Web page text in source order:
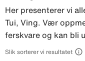
Her presenterer vi
Tui, Ving. Vær
ferskvare og kan bli
Slik sorterer vi resultatet 